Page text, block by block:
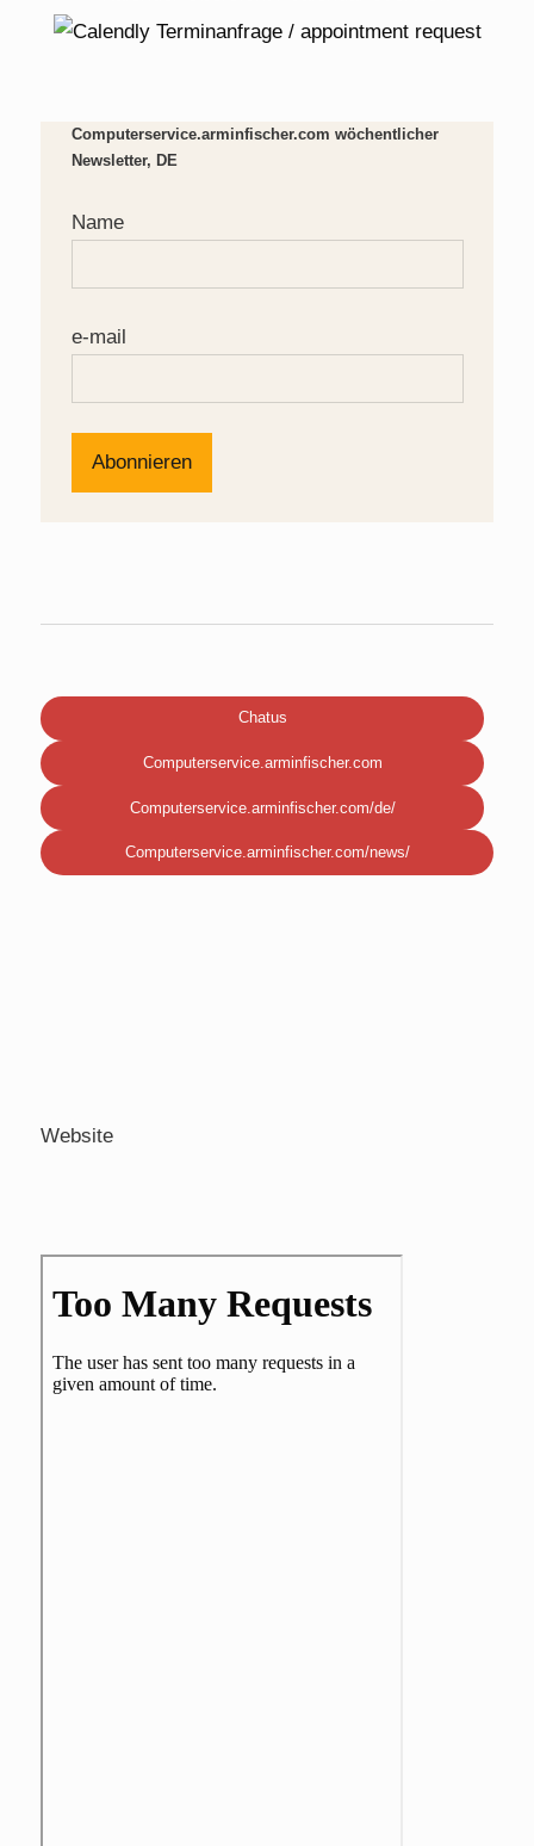
Computerservice.arminfischer.com wöchentlicher
Newsletter, DE
Name
e-mail
Chatus
Computerservice.arminfischer.com
Computerservice.arminfischer.com/de/
Computerservice.arminfischer.com/news/
Website